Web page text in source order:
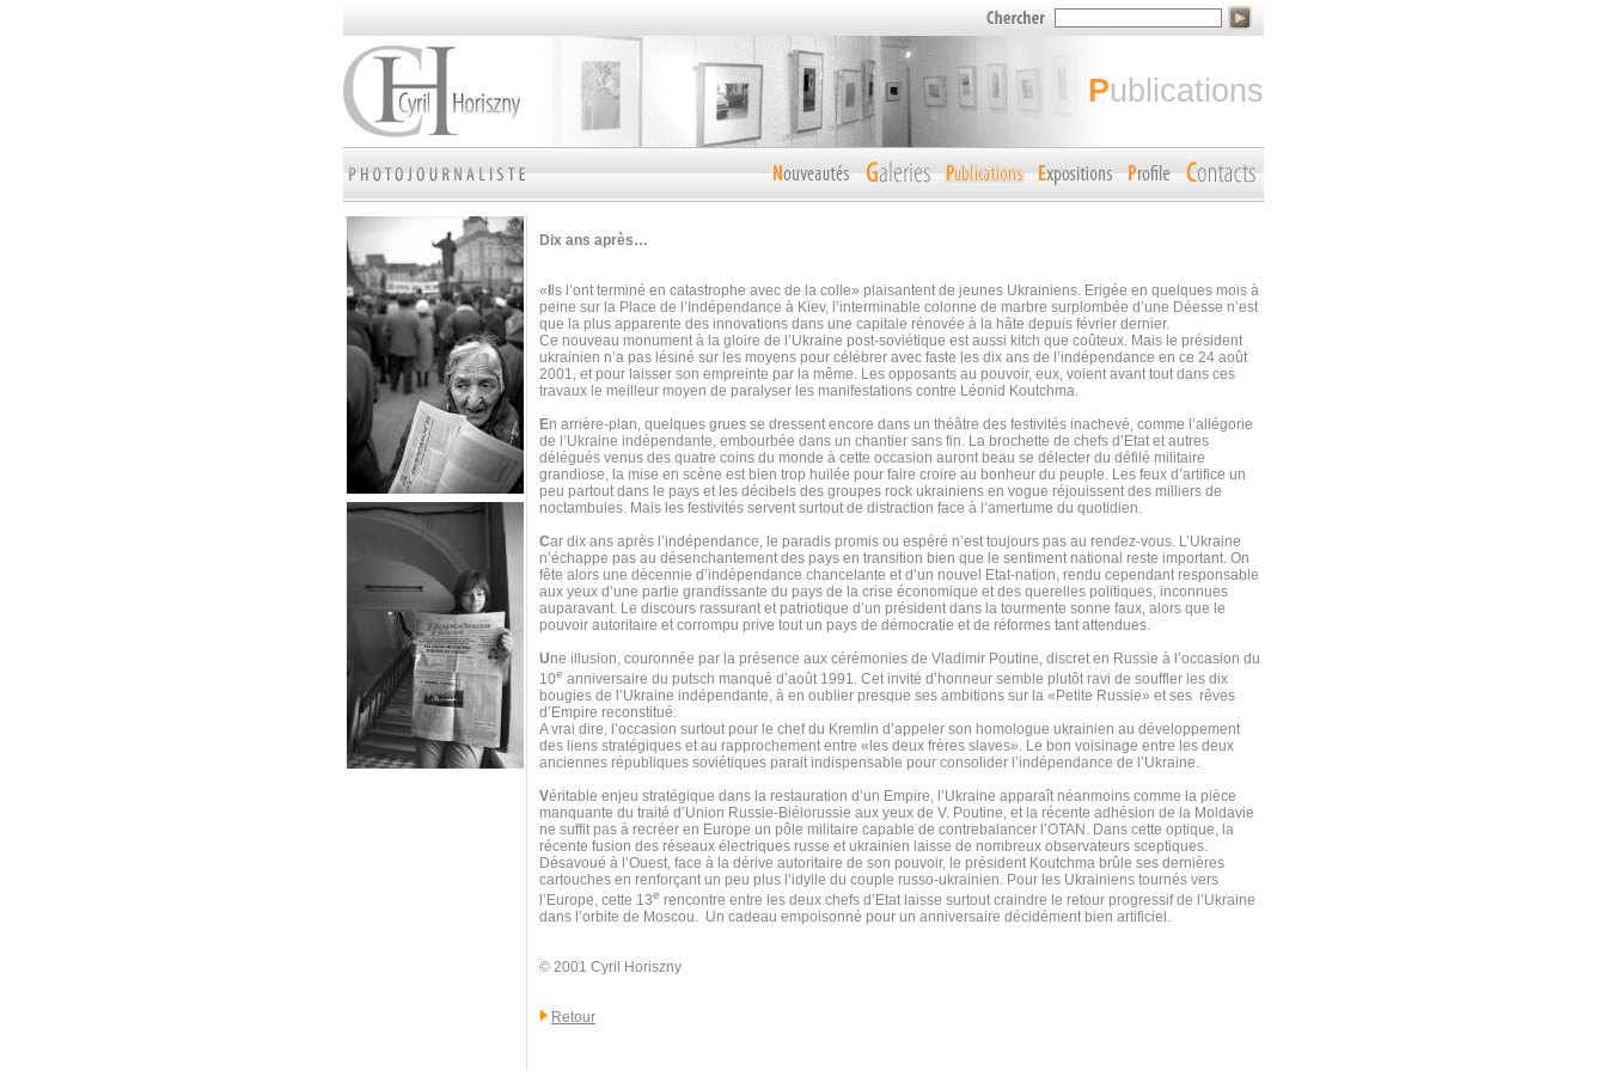
publications
Dix ans après…
« ls l’ont terminé en catastrophe avec de la colle» plaisantent de jeunes Ukrainiens. Erigée en quelques mois à
peine sur la Place de l’Indépendance à Kiev, l’interminable colonne de marbre surplombée d’une Déesse n’est
que la plus apparente des innovations dans une capitale rénovée à la hâte depuis février dernier.
Ce nouveau monument à la gloire de l’Ukraine post-soviétique est aussi kitch que coûteux. Mais le président
ukrainien n’a pas lésiné sur les moyens pour célébrer avec faste les dix ans de l’indépendance en ce 24 août
2001, et pour laisser son empreinte par la même. Les opposants au pouvoir, eux, voient avant tout dans ces
travaux le meilleur moyen de paralyser les manifestations contre Léonid Koutchma.
En arrière-plan, quelques grues se dressent encore dans un théâtre des festivités inachevé, comme l’allégorie
de l’Ukraine indépendante, embourbée dans un chantier sans fin. La brochette de chefs d’Etat et autres
délégués venus des quatre coins du monde à cette occasion auront beau se délecter du défilé militaire
grandiose, la mise en scène est bien trop huilée pour faire croire au bonheur du peuple. Les feux d’artifice un
peu partout dans le pays et les décibels des groupes rock ukrainiens en vogue réjouissent des milliers de
noctambules. Mais les festivités servent surtout de distraction face à l’amertume du quotidien.
Car dix ans après l’indépendance, le paradis promis ou espéré n’est toujours pas au rendez-vous. L’Ukraine
n’échappe pas au désenchantement des pays en transition bien que le sentiment national reste important. On
fête alors une décennie d’indépendance chancelante et d’un nouvel Etat-nation, rendu cependant responsable
aux yeux d’une partie grandissante du pays de la crise économique et des querelles politiques, inconnues
auparavant. Le discours rassurant et patriotique d’un président dans la tourmente sonne faux, alors que le
pouvoir autoritaire et corrompu prive tout un pays de démocratie et de réformes tant attendues.
Une illusion, couronnée par la présence aux cérémonies de Vladimir Poutine, discret en Russie à l’occasion du
10e anniversaire du putsch manqué d’août 1991. Cet invité d’honneur semble plutôt ravi de souffler les dix
bougies de l’Ukraine indépendante, à en oublier presque ses ambitions sur la «Petite Russie» et ses rêves
d’Empire reconstitué.
A vrai dire, l’occasion surtout pour le chef du Kremlin d’appeler son homologue ukrainien au développement
des liens stratégiques et au rapprochement entre «les deux frères slaves». Le bon voisinage entre les deux
anciennes républiques soviétiques parait indispensable pour consolider l’indépendance de l’Ukraine.
Véritable enjeu stratégique dans la restauration d’un Empire, l’Ukraine apparaît néanmoins comme la pièce
manquante du traité d’Union Russie-Biélorussie aux yeux de V. Poutine, et la récente adhésion de la Moldavie
ne suffit pas à recréer en Europe un pôle militaire capable de contrebalancer l’OTAN. Dans cette optique, la
récente fusion des réseaux électriques russe et ukrainien laisse de nombreux observateurs sceptiques.
Désavoué à l’Ouest, face à la dérive autoritaire de son pouvoir, le président Koutchma brûle ses dernières
cartouches en renforçant un peu plus l’idylle du couple russo-ukrainien. Pour les Ukrainiens tournés vers
l’Europe, cette 13e rencontre entre les deux chefs d’Etat laisse surtout craindre le retour progressif de l’Ukraine
dans l’orbite de Moscou. Un cadeau empoisonné pour un anniversaire décidément bien artificiel.
© 2001 Cyril Horiszny
Retour